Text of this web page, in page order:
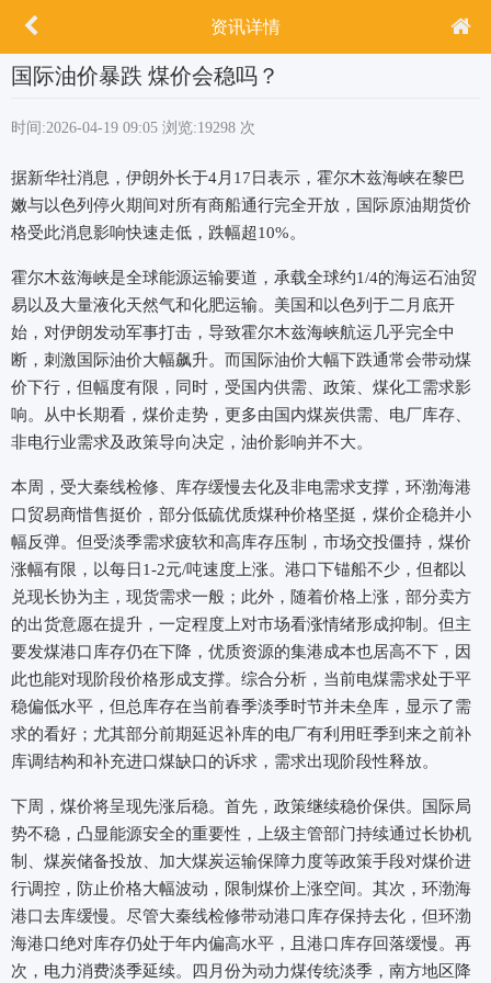
资讯详情
国际油价暴跌 煤价会稳吗？
时间:2026-04-19 09:05 浏览:19298 次
据新华社消息，伊朗外长于4月17日表示，霍尔木兹海峡在黎巴
嫩与以色列停火期间对所有商船通行完全开放，国际原油期货价
格受此消息影响快速走低，跌幅超10%。
霍尔木兹海峡是全球能源运输要道，承载全球约1/4的海运石油贸
易以及大量液化天然气和化肥运输。美国和以色列于二月底开
始，对伊朗发动军事打击，导致霍尔木兹海峡航运几乎完全中
断，刺激国际油价大幅飙升。而国际油价大幅下跌通常会‌带动煤
价下行‌，但幅度有限，同时，受国内供需、政策、煤化工需求影
响。从中长期看，煤价走势，更多由‌国内煤炭供需、电厂库存、
非电行业需求及政策导向‌决定，油价影响并不大。
本周，受大秦线检修、库存缓慢去化及非电需求支撑，环渤海港
口贸易商惜售挺价，部分低硫优质煤种价格坚挺，煤价企稳并小
幅反弹。但受淡季需求疲软和高库存压制，市场交投僵持，煤价
涨幅有限，以每日1-2元/吨速度上涨。港口下锚船不少，但都以
兑现长协为主，现货需求一般；此外，随着价格上涨，部分卖方
的出货意愿在提升，一定程度上对市场看涨情绪形成抑制。但主
要发煤港口库存仍在下降，优质资源的集港成本也居高不下，因
此也能对现阶段价格形成支撑。综合分析，当前电煤需求处于平
稳偏低水平，但总库存在当前春季淡季时节并未垒库，显示了需
求的看好；尤其部分前期延迟补库的电厂有利用旺季到来之前补
库调结构和补充进口煤缺口的诉求，需求出现阶段性释放。
下周，煤价将呈现先涨后稳。首先，政策继续稳价保供。国际局
势不稳，凸显能源安全的重要性，上级主管部门持续通过长协机
制、煤炭储备投放、加大煤炭运输保障力度等政策手段对煤价进
行调控，防止价格大幅波动，限制煤价上涨空间。其次，环渤海
港口去库缓慢。尽管大秦线检修带动港口库存保持去化，但环渤
海港口绝对库存仍处于年内偏高水平，且港口库存回落缓慢。再
次，电力消费淡季延续。四月份为动力煤传统淡季，南方地区降